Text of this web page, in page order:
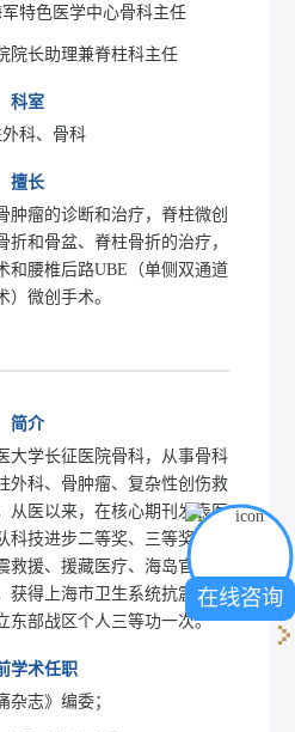
特色医学中心骨科主任
院长助理兼脊柱科主任
科室
科、骨科
擅长
肿瘤的诊断和治疗，脊柱微创
和骨盆、脊柱骨折的治疗，
和腰椎后路UBE（单侧双通道
）微创手术。
简介
大学长征医院骨科，从事骨科
外科、骨肿瘤、复杂性创伤救
从医以来，在核心期刊发表医
科技进步二等奖、三等奖各一
援、援藏医疗、海岛官兵巡
获得上海市卫生系统抗震救灾
东部战区个人三等功一次。
学术任职
杂志》编委；
在线咨询